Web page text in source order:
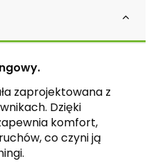
zaprojektowana z
Dzięki
komfort,
co czyni ją